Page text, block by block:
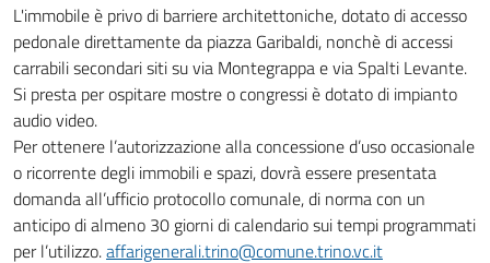
L'immobile è privo di barriere architettoniche, dotato di accesso
pedonale direttamente da piazza Garibaldi, nonchè di accessi
carrabili secondari siti su via Montegrappa e via Spalti Levante.
Si presta per ospitare mostre o congressi è dotato di impianto
audio video.
Per ottenere l’autorizzazione alla concessione d’uso occasionale
o ricorrente degli immobili e spazi, dovrà essere presentata
domanda all’ufficio protocollo comunale, di norma con un
anticipo di almeno 30 giorni di calendario sui tempi programmati
per l’utilizzo.affarigenerali.trino@comune.trino.vc.it